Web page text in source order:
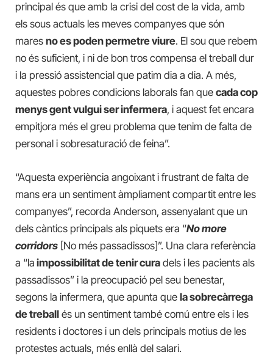
principal és que amb la crisi del cost de la vida, amb
els sous actuals les meves companyes que són
mares no es poden permetre viure. El sou que rebem
no és suficient, i ni de bon tros compensa el treball dur
i la pressió assistencial que patim dia a dia. A més,
aquestes pobres condicions laborals fan que cada cop
menys gent vulgui ser infermera, i aquest fet encara
empitjora més el greu problema que tenim de falta de
personal i sobresaturació de feina”.
“Aquesta experiència angoixant i frustrant de falta de
mans era un sentiment àmpliament compartit entre les
companyes”, recorda Anderson, assenyalant que un
dels càntics principals als piquets era “No more
corridors [No més passadissos]”. Una clara referència
a “la impossibilitat de tenir cura dels i les pacients als
passadissos” i la preocupació pel seu benestar,
segons la infermera, que apunta que la sobrecàrrega
de treball és un sentiment també comú entre els i les
residents i doctores i un dels principals motius de les
protestes actuals, més enllà del salari.